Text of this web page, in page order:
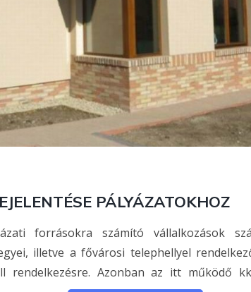
PÁLYÁZATOKHOZ
forrásokra számító vállalkozások
illetve a fővárosi telephellyel
rendelkezésre. Azonban az itt működő